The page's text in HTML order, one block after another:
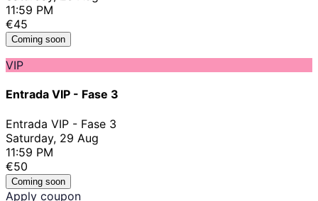
11:59 PM
€45
Coming soon
VIP
Entrada VIP - Fase 3
Entrada VIP - Fase 3
Saturday, 29 Aug
11:59 PM
€50
Coming soon
Apply coupon